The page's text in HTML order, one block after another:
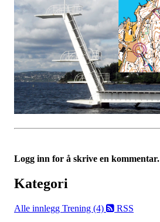
Logg inn for å skrive en kommentar.
Kategori
Alle innlegg Trening (4) RSS